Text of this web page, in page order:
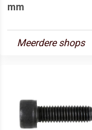
mm
Meerdere shops